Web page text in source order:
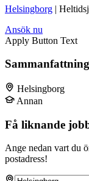
Helsingborg |
Ansök nu
Apply Button Text
Sammanfattning
Helsingborg
Annan
Få liknande
Ange nedan vart du
postadress!